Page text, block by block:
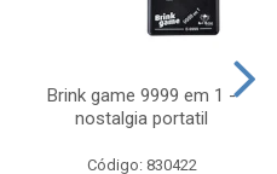
Brink game 9999 em 1 -
nostalgia portatil
Código: 830422